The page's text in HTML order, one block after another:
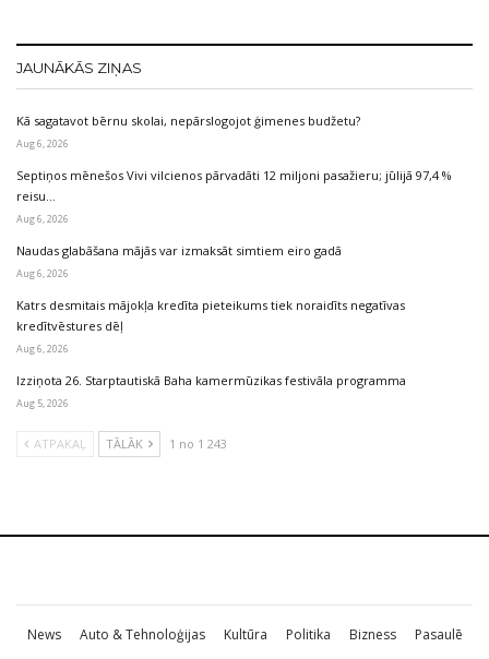
JAUNĀKĀS ZIŅAS
Kā sagatavot bērnu skolai, nepārslogojot ģimenes budžetu?
Aug 6, 2026
Septiņos mēnešos Vivi vilcienos pārvadāti 12 miljoni pasažieru; jūlijā 97,4 %
reisu…
Aug 6, 2026
Naudas glabāšana mājās var izmaksāt simtiem eiro gadā
Aug 6, 2026
Katrs desmitais mājokļa kredīta pieteikums tiek noraidīts negatīvas
kredītvēstures dēļ
Aug 6, 2026
Izziņota 26. Starptautiskā Baha kamermūzikas festivāla programma
Aug 5, 2026
ATPAKAĻ TĀLĀK 1 no 1 243
News Auto & Tehnoloģijas Kultūra Politika Bizness
Pasaulē